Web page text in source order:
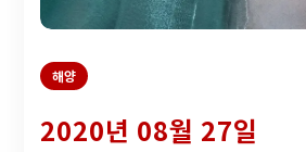
해양
2020년 08월 27일